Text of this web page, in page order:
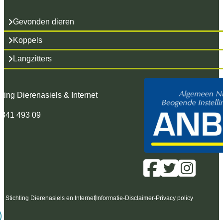
Gevonden dieren
Koppels
Langzitters
Dierenasiels & Internet
493 09
Stichting Dierenasiels en Internet Informatie-Disclaimer-Privacy policy